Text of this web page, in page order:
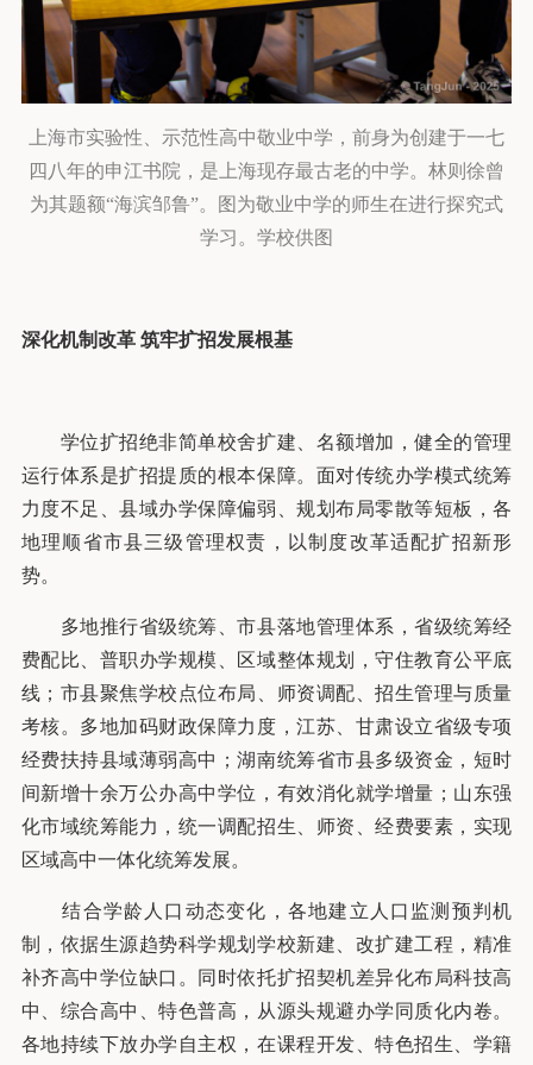
上海市实验性、示范性高中敬业中学，前身为创建于一七
四八年的申江书院，是上海现存最古老的中学。林则徐曾
为其题额“海滨邹鲁”。图为敬业中学的师生在进行探究式
学习。学校供图
深化机制改革 筑牢扩招发展根基
学位扩招绝非简单校舍扩建、名额增加，健全的管理
运行体系是扩招提质的根本保障。面对传统办学模式统筹
力度不足、县域办学保障偏弱、规划布局零散等短板，各
地理顺省市县三级管理权责，以制度改革适配扩招新形
势。
多地推行省级统筹、市县落地管理体系，省级统筹经
费配比、普职办学规模、区域整体规划，守住教育公平底
线；市县聚焦学校点位布局、师资调配、招生管理与质量
考核。多地加码财政保障力度，江苏、甘肃设立省级专项
经费扶持县域薄弱高中；湖南统筹省市县多级资金，短时
间新增十余万公办高中学位，有效消化就学增量；山东强
化市域统筹能力，统一调配招生、师资、经费要素，实现
区域高中一体化统筹发展。
结合学龄人口动态变化，各地建立人口监测预判机
制，依据生源趋势科学规划学校新建、改扩建工程，精准
补齐高中学位缺口。同时依托扩招契机差异化布局科技高
中、综合高中、特色普高，从源头规避办学同质化内卷。
各地持续下放办学自主权，在课程开发、特色招生、学籍